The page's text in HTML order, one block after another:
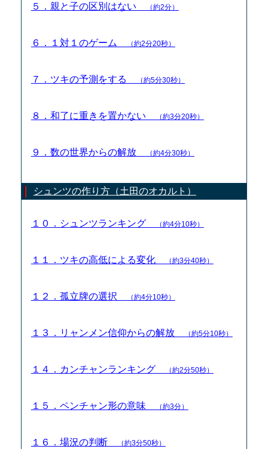
５．親と子の区別はない （約2分）
６．１対１のゲーム （約2分20秒）
７．ツキの予測をする （約5分30秒）
８．和了に重きを置かない （約3分20秒）
９．数の世界からの解放 （約4分30秒）
シュンツの作り方（土田のオカルト）
１０．シュンツランキング （約4分10秒）
１１．ツキの高低による変化 （約3分40秒）
１２．孤立牌の選択 （約4分10秒）
１３．リャンメン信仰からの解放 （約5分10秒）
１４．カンチャンランキング （約2分50秒）
１５．ペンチャン形の意味 （約3分）
１６．場況の判断 （約3分50秒）